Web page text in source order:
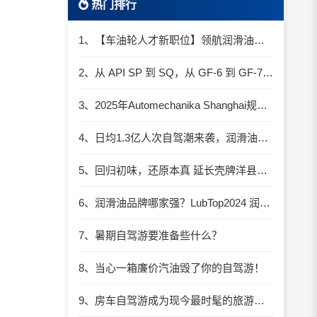
热门排行
1、【车油轮人才新职位】领航润滑油优质职位招聘
2、从 API SP 到 SQ，从 GF-6 到 GF-7：润滑油技术壁垒再升高，你准备好了吗？
3、2025年Automechanika Shanghai规模再度扩大：首次启用国家会展中心（上海）全部15个展馆
4、日均1.3亿人次自驾潮来袭，润滑油行业解锁增长新密码​
5、回归初味，还原本真 延长壳牌洋县踏春自驾游
6、润滑油品牌哪家强？LubTop2024 润滑油总评榜荣耀张榜
7、暑期自驾游要准备些什么？
8、当心一箱廉价汽油毁了你的自驾游！
9、房车自驾游成为现今最时髦的旅游方式